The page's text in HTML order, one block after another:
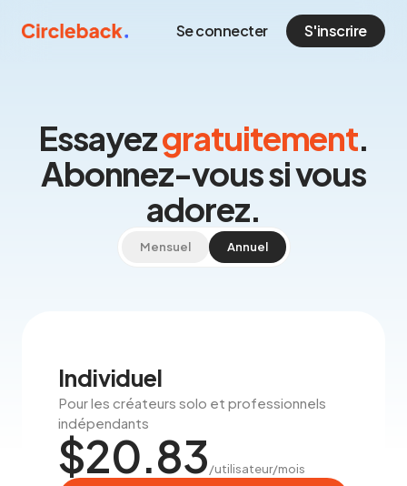
Se connecter S'inscrire
Essayezgratuitement.
Abonnez-vous si vous
adorez.
Mensuel Annuel
Individuel
Pour les créateurs solo et professionnels
indépendants
$20.83/utilisateur/mois